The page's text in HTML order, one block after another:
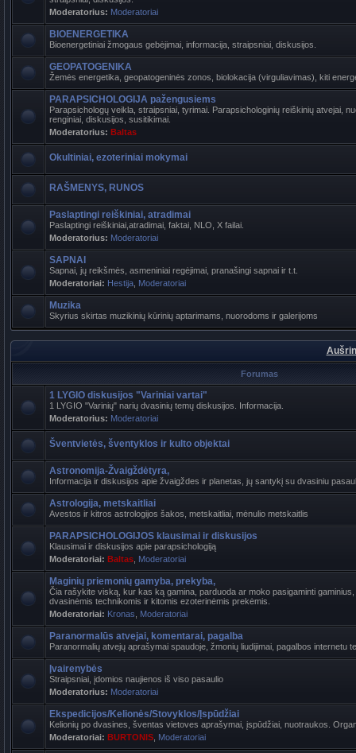
Moderatorius: Moderatoriai
BIOENERGETIKA
Bioenergetiniai žmogaus gebėjimai, informacija, straipsniai, diskusijos.
GEOPATOGENIKA
Žemės energetika, geopatogeninės zonos, biolokacija (virguliavimas), kiti
PARAPSICHOLOGIJA pažengusiems
Parapsichologų veikla, straipsniai, tyrimai. Parapsichologinių reiškinių atvejai,
renginiai, diskusijos, susitikimai.
Moderatorius: Baltas
Okultiniai, ezoteriniai mokymai
RAŠMENYS, RUNOS
Paslaptingi reiškiniai, atradimai
Paslaptingi reiškiniai,atradimai, faktai, NLO, X failai.
Moderatorius: Moderatoriai
SAPNAI
Sapnai, jų reikšmės, asmeniniai regėjimai, pranašingi sapnai ir t.t.
Moderatoriai: Hestija Moderatoriai
Muzika
Skyrius skirtas muzikinių kūrinių aptarimams, nuorodoms ir galerijoms
Forumas
1 LYGIO diskusijos "Variniai vartai"
1 LYGIO "Varinių" narių dvasinių temų diskusijos. Informacija.
Moderatorius: Moderatoriai
Šventvietės, šventyklos ir kulto objektai
Astronomija-Žvaigždėtyra,
Informacija ir diskusijos apie žvaigždes ir planetas, jų santykį su dvasiniu
Astrologija, metskaitliai
Avestos ir kitros astrologijos šakos, metskaitliai, mėnulio metskaitlis
PARAPSICHOLOGIJOS klausimai ir diskusijos
Klausimai ir diskusijos apie parapsichologiją
Moderatoriai: Baltas Moderatoriai
Maginių priemonių gamyba, prekyba,
Čia rašykite viską, kur kas ką gamina, parduoda ar moko pasigaminti
dvasinėmis technikomis ir kitomis ezoterinėmis prekėmis.
Moderatoriai: Kronas Moderatoriai
Paranormalūs atvejai, komentarai, pagalba
Paranormalių atvejų aprašymai spaudoje, žmonių liudijimai, pagalbos internetu
Įvairenybės
Straipsniai, įdomios naujienos iš viso pasaulio
Moderatorius: Moderatoriai
Ekspedicijos/Kelionės/Stovyklos/Įspūdžiai
Kelionių po dvasines, šventas vietoves aprašymai, įspūdžiai, nuotraukos.
Moderatoriai: BURTONIS Moderatoriai